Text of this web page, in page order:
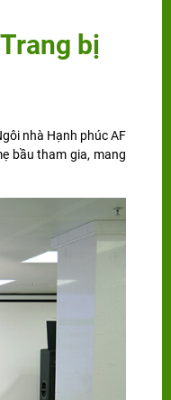
bị
nhà Hạnh phúc AF
bầu tham gia, mang